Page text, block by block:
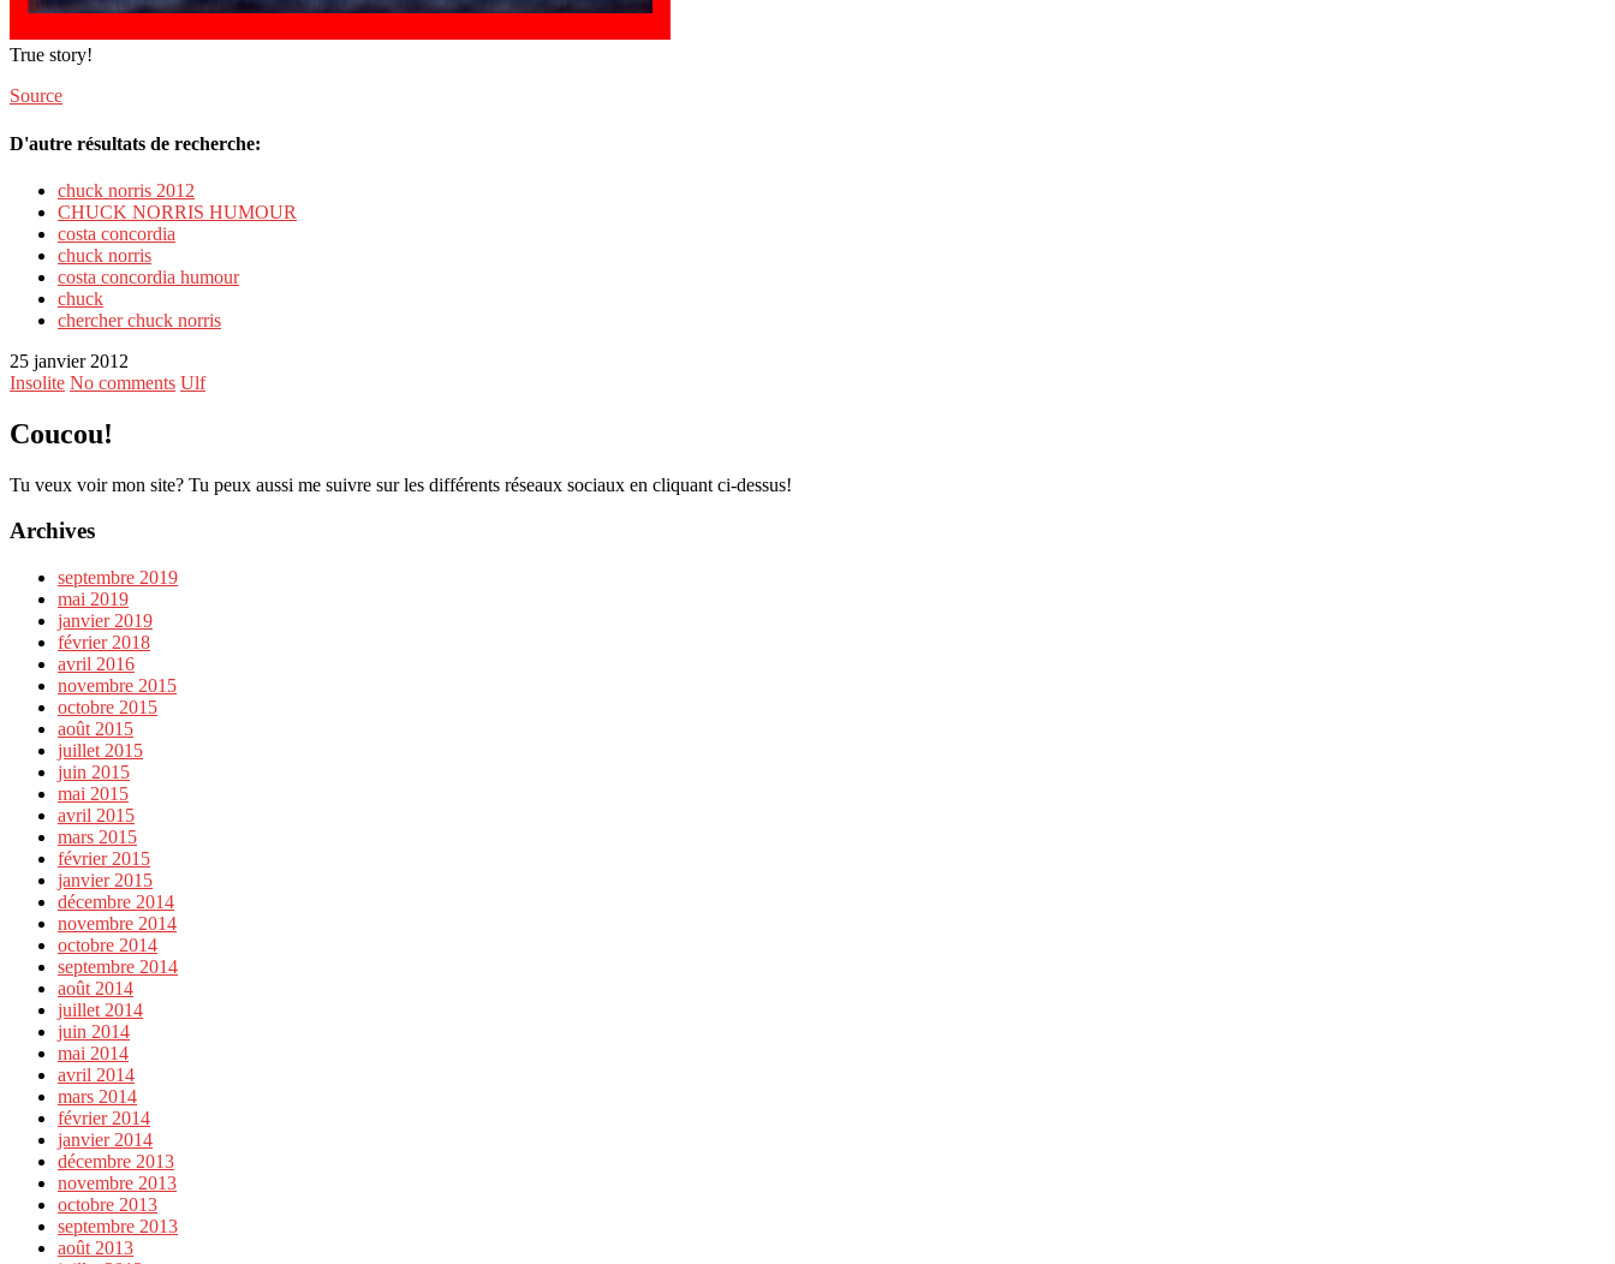
True story!
Source
D'autre résultats de recherche:
chuck norris 2012
CHUCK NORRIS HUMOUR
costa concordia
chuck norris
costa concordia humour
chuck
chercher chuck norris
25 janvier 2012
Insolite No comments Ulf
Coucou!
Tu veux voir mon site? Tu peux aussi me suivre sur les différents réseaux sociaux en cliquant ci-dessus!
Archives
septembre 2019
mai 2019
janvier 2019
février 2018
avril 2016
novembre 2015
octobre 2015
août 2015
juillet 2015
juin 2015
mai 2015
avril 2015
mars 2015
février 2015
janvier 2015
décembre 2014
novembre 2014
octobre 2014
septembre 2014
août 2014
juillet 2014
juin 2014
mai 2014
avril 2014
mars 2014
février 2014
janvier 2014
décembre 2013
novembre 2013
octobre 2013
septembre 2013
août 2013